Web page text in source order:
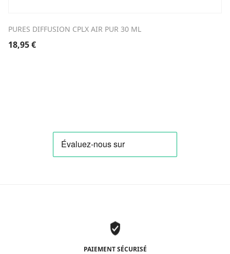
PURES DIFFUSION CPLX AIR PUR 30 ML
18,95€
PAIEMENT SÉCURISÉ